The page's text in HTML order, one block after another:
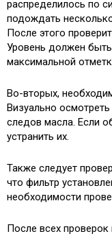
распределилось по
подождать
После этого
Уровень должен
максимальной
Во-вторых,
Визуально
следов масла. Если
устранить их.
Также следует
что фильтр
необходимости
После всех